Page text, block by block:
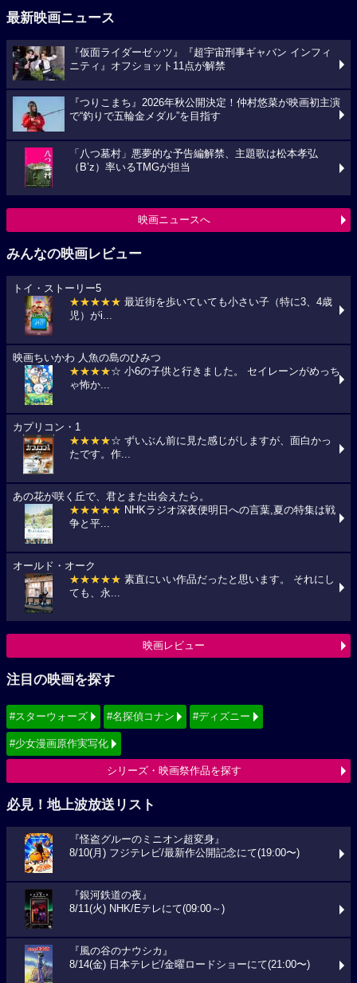
最新映画ニュース
『仮面ライダーゼッツ』『超宇宙刑事ギャバン インフィ
ニティ』オフショット11点が解禁
『つりこまち』2026年秋公開決定！仲村悠菜が映画初主演
で“釣りで五輪金メダル”を目指す
「八つ墓村」悪夢的な予告編解禁、主題歌は松本孝弘
（B’z）率いるTMGが担当
映画ニュースへ
みんなの映画レビュー
トイ・ストーリー5
★★★★★ 最近街を歩いていても小さい子（特に3、4歳
児）がi...
映画ちいかわ 人魚の島のひみつ
★★★★☆ 小6の子供と行きました。 セイレーンがめっち
ゃ怖か...
カプリコン・1
★★★★☆ ずいぶん前に見た感じがしますが、面白かっ
たです。作...
あの花が咲く丘で、君とまた出会えたら。
★★★★★ NHKラジオ深夜便明日への言葉,夏の特集は戦
争と平...
オールド・オーク
★★★★★ 素直にいい作品だったと思います。 それにし
ても、永...
映画レビュー
注目の映画を探す
#スターウォーズ #名探偵コナン #ディズニー
#少女漫画原作実写化
シリーズ・映画祭作品を探す
必見！地上波放送リスト
『怪盗グルーのミニオン超変身』
8/10(月) フジテレビ/最新作公開記念にて(19:00〜)
『銀河鉄道の夜』
8/11(火) NHK/Eテレにて(09:00～)
『風の谷のナウシカ』
8/14(金) 日本テレビ/金曜ロードショーにて(21:00〜)